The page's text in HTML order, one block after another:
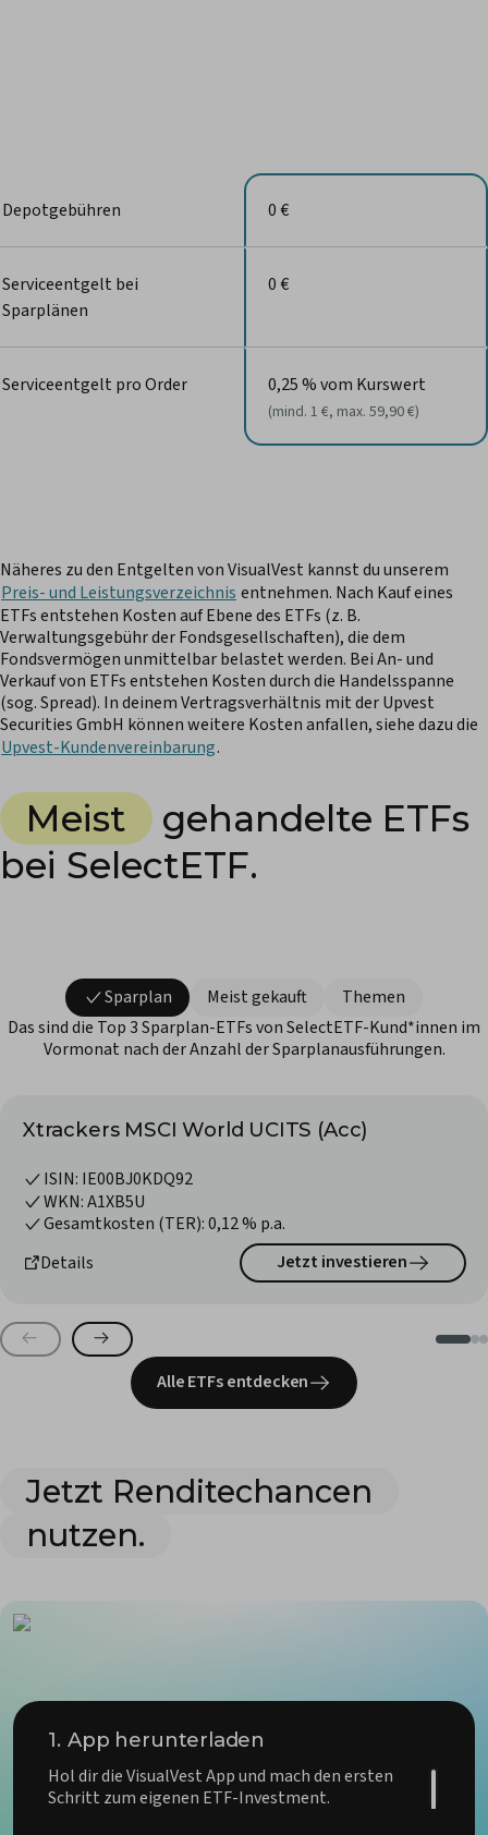
Depotgebühren 0 €
Serviceentgelt bei
Sparplänen
0 €
Serviceentgelt pro Order 0,25 % vom Kurswert
(mind. 1 €, max. 59,90 €)
Näheres zu den Entgelten von VisualVest kannst du unserem
Preis- und Leistungsverzeichnis entnehmen. Nach Kauf eines
ETFs entstehen Kosten auf Ebene des ETFs (z. B.
Verwaltungsgebühr der Fondsgesellschaften), die dem
Fondsvermögen unmittelbar belastet werden. Bei An- und
Verkauf von ETFs entstehen Kosten durch die Handelsspanne
(sog. Spread). In deinem Vertragsverhältnis mit der Upvest
Securities GmbH können weitere Kosten anfallen, siehe dazu die
Upvest-Kundenvereinbarung.
Meist
gehandelte ETFs
bei SelectETF.
Sparplan Meist gekauft
Themen
Das sind die Top 3 Sparplan-ETFs von SelectETF-Kund*innen im
Vormonat nach der Anzahl der Sparplanausführungen.
Xtrackers MSCI World UCITS (Acc)
ISIN: IE00BJ0KDQ92
WKN:A1XB5U
Gesamtkosten (TER): 0,12% p.a.
Details
Jetzt investieren
Alle ETFs entdecken
Jetzt Renditechancen
nutzen.
1. App herunterladen
Hol dir die VisualVest App und mach den ersten
Schritt zum eigenen ETF-Investment.